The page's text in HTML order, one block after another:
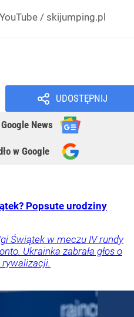
/ skijumping.pl
UDOSTĘPNIJ
Google News
w Google
Popsute urodziny
Świątek w meczu IV rundy
Ukrainka zabrała głos o